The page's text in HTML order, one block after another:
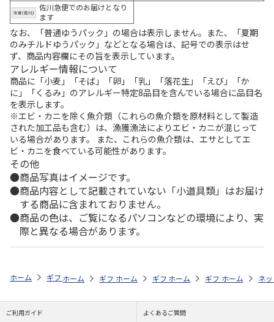
佐川急便でのお届けとなり
ます
なお、「普通ゆうパック」の場合は表示しません。また、「夏期
のみチルドゆうパック」などとなる場合は、記号での表示はせ
ず、商品内容欄にその旨を表示しています。
アレルギー情報について
商品に「小麦」「そば」「卵」「乳」「落花生」「えび」「か
に」「くるみ」のアレルギー特定8品目を含んでいる場合に品目名
を表示します。
※エビ・カニを除く魚介類（これらの魚介類を原材料として製造
された加工品も含む）は、漁獲漁法によりエビ・カニが混じって
いる場合があります。 また、これらの魚介類は、エサとしてエ
ビ・カニを食べている可能性があります。
その他
商品写真はイメージです。
商品内容として記載されていない「小道具類」はお届け
する商品に含まれておりません。
商品の色は、ご覧になるパソコンなどの環境により、実
際と異なる場合があります。
ホーム ギフトストア お中元・夏ギフト特集 2026 ハム・お肉 ＜
ホーム ギフトストア お中元・夏ギフト特集 2026
ホーム ギフトストア お中元・夏ギフト
ホーム ギフトストア お
ホーム ネ
ご利用ガイド よくあるご質問